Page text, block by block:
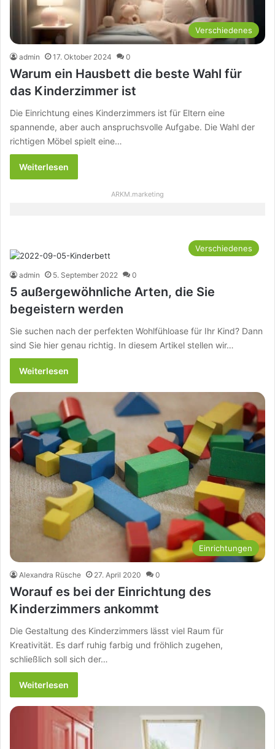
Verschiedenes
admin 17. Oktober 2024 0
Warum ein Hausbett die beste Wahl für
das Kinderzimmer ist
Die Einrichtung eines Kinderzimmers ist für Eltern eine
spannende, aber auch anspruchsvolle Aufgabe. Die Wahl der
richtigen Möbel spielt eine…
Weiterlesen
ARKM.marketing
Verschiedenes
admin 5. September 2022 0
5 außergewöhnliche Arten, die Sie
begeistern werden
Sie suchen nach der perfekten Wohlfühloase für Ihr Kind? Dann
sind Sie hier genau richtig. In diesem Artikel stellen wir…
Weiterlesen
Einrichtungen
Alexandra Rüsche 27. April 2020 0
Worauf es bei der Einrichtung des
Kinderzimmers ankommt
Die Gestaltung des Kinderzimmers lässt viel Raum für
Kreativität. Es darf ruhig farbig und fröhlich zugehen,
schließlich soll sich der…
Weiterlesen